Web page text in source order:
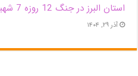
استان البرز در جنگ 12 روزه 7 شهید دانشجو تقدیم انقلاب کرد
آذر ۲۹, ۱۴۰۴